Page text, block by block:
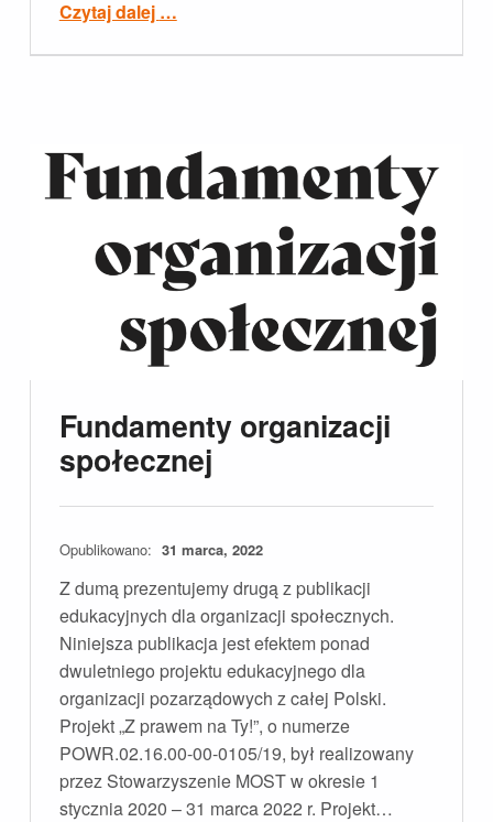
Czytaj dalej …
Fundamenty organizacji
społecznej
Opublikowano: 31 marca, 2022
Z dumą prezentujemy drugą z publikacji
edukacyjnych dla organizacji społecznych.
Niniejsza publikacja jest efektem ponad
dwuletniego projektu edukacyjnego dla
organizacji pozarządowych z całej Polski.
Projekt „Z prawem na Ty!”, o numerze
POWR.02.16.00-00-0105/19, był realizowany
przez Stowarzyszenie MOST w okresie 1
stycznia 2020 – 31 marca 2022 r. Projekt…